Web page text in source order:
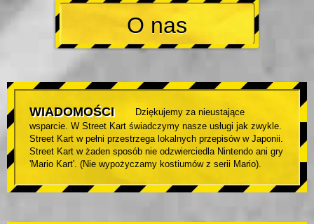
O nas
WIADOMOŚCI
Dziękujemy za nieustające
wsparcie. W Street Kart świadczymy nasze usługi jak zwykle.
Street Kart w pełni przestrzega lokalnych przepisów w Japonii.
Street Kart w żaden sposób nie odzwierciedla Nintendo ani gry
'Mario Kart'. (Nie wypożyczamy kostiumów z serii Mario).